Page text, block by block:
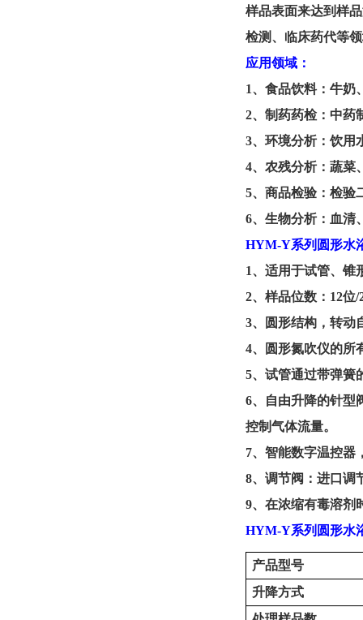
样品表面来达到样
检测、临床药代等
应用领域：
1、 食品饮料：牛奶
2、 制药药检：中药
3、 环境分析：饮用
4、 农残分析：蔬菜
5、 商品检验：检验
6、 生物分析：血清
HYM-Y系列 圆形水
1、 适用于试管、锥
2、 样品位数： 12位
3、
圆形结构，转动
4、
圆形氮吹仪的所
5、 试管通过带弹簧
6、
自由升降的针型
控制气体流量。
7、 智能数字温控器
8、 调节阀：进口调
9、 在浓缩有毒溶剂
HYM-Y系列 圆形水
产品型号
升降方式